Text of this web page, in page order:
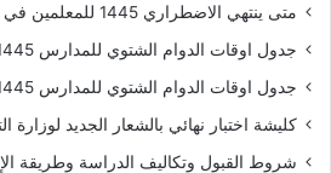
متى ينتهي الاضطراري 1445 للمعلمين في السعودية
جدول اوقات الدوام الشتوي للمدارس 1445 الدمام
جدول اوقات الدوام الشتوي للمدارس 1445 حائل
كليشة اختبار نهائي بالشعار الجديد لوزارة
شروط القبول وتكاليف الدراسة وطريقة